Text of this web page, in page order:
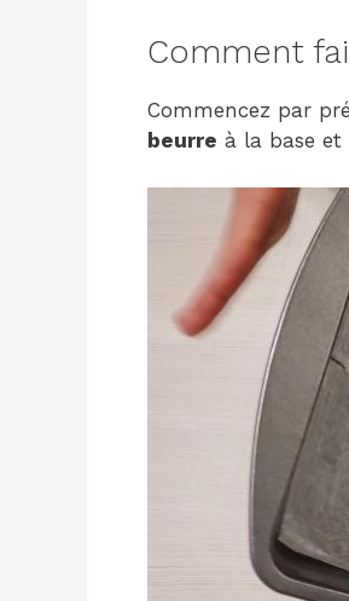
Comment
Commencez par
beurre à la base et